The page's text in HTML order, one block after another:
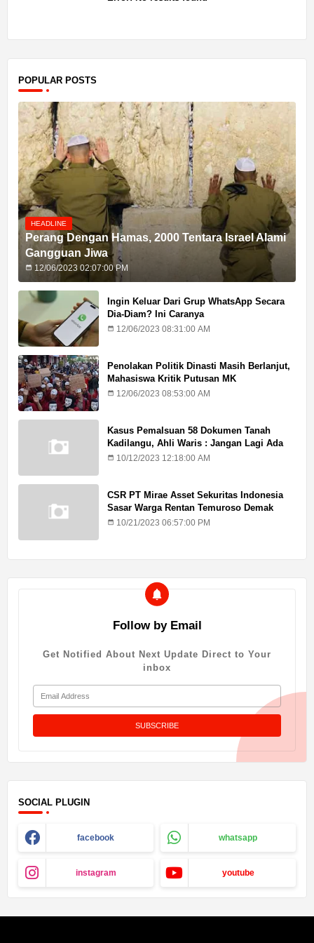
POPULAR POSTS
HEADLINE
Perang Dengan Hamas, 2000 Tentara Israel Alami
Gangguan Jiwa
12/06/2023 02:07:00 PM
Ingin Keluar Dari Grup WhatsApp Secara
Dia-Diam? Ini Caranya
12/06/2023 08:31:00 AM
Penolakan Politik Dinasti Masih Berlanjut,
Mahasiswa Kritik Putusan MK
12/06/2023 08:53:00 AM
Kasus Pemalsuan 58 Dokumen Tanah
Kadilangu, Ahli Waris : Jangan Lagi Ada
Penundaan Hukuman
10/12/2023 12:18:00 AM
CSR PT Mirae Asset Sekuritas Indonesia
Sasar Warga Rentan Temuroso Demak
10/21/2023 06:57:00 PM
Follow by Email
Get Notified About Next Update Direct to Your
inbox
SOCIAL PLUGIN
facebook whatsapp
instagram youtube